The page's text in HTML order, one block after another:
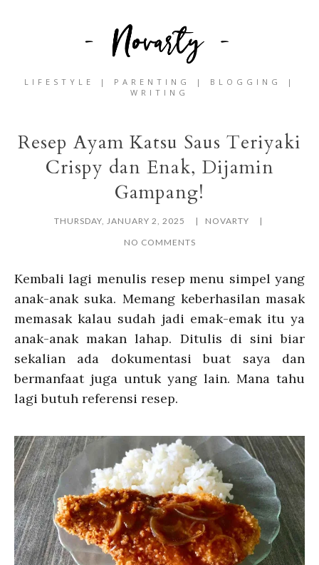
LIFESTYLE | PARENTING | BLOGGING |
WRITING
Resep Ayam Katsu Saus Teriyaki
Crispy dan Enak, Dijamin
Gampang!
THURSDAY, JANUARY 2, 2025
NOVARTY
NO COMMENTS
Kembali lagi menulis resep menu simpel yang
anak-anak suka. Memang keberhasilan masak
memasak kalau sudah jadi emak-emak itu ya
anak-anak makan lahap. Ditulis di sini biar
sekalian ada dokumentasi buat saya dan
bermanfaat juga untuk yang lain. Mana tahu
lagi butuh referensi resep.